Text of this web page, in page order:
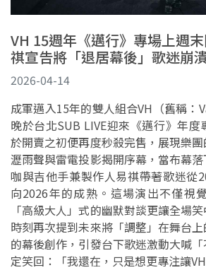
VH 15週年《邁行》專場上週
祺宣告將「退居幕後」歌迷崩
2026-04-14
成軍邁入15年的雙人組合VH（舊稱：
晚於台北SUB LIVE迎來《邁行》年
於開賣之初便再度秒殺完售，展現樂
瀝雨聲與雷電投影揭開序幕，當布幕
咖與吉他手兼製作人易祺帶著歌迷從
向2026年的成熟。這場演出不僅視
「高級大人」式的幽默對談更讓全場
時刻再次提到未來將「調整」在舞台
的幕後創作，引發台下歌迷激動大喊
定笑回：「我還在，只是想更專注讓VH